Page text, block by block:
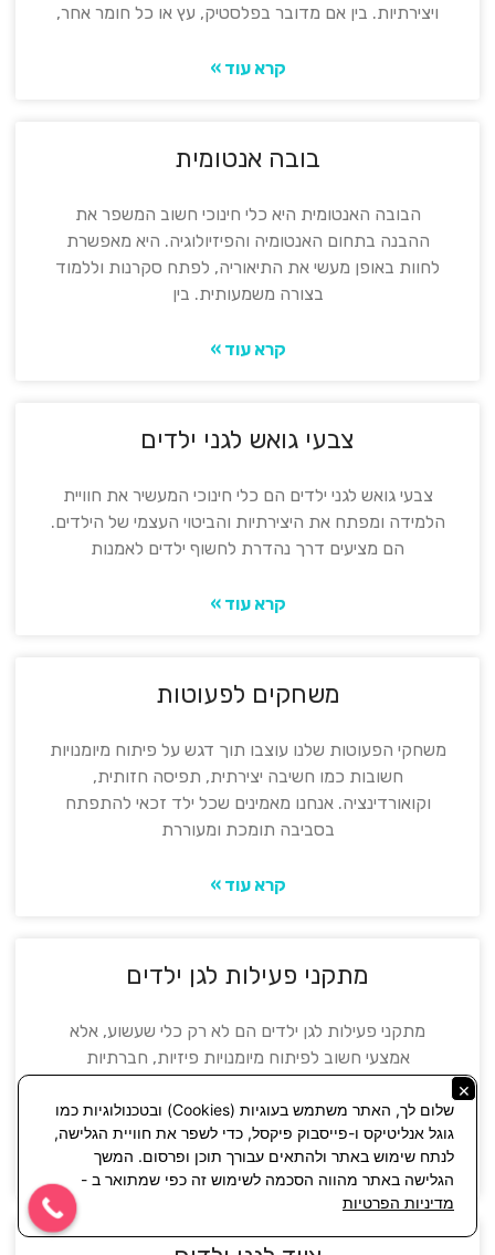
ויצירתיות. בין אם מדובר בפלסטיק, עץ או כל חומר אחר,
קרא עוד »
בובה אנטומית
הבובה האנטומית היא כלי חינוכי חשוב המשפר את
ההבנה בתחום האנטומיה והפיזיולוגיה. היא מאפשרת
לחוות באופן מעשי את התיאוריה, לפתח סקרנות וללמוד
בצורה משמעותית. בין
קרא עוד »
צבעי גואש לגני ילדים
צבעי גואש לגני ילדים הם כלי חינוכי המעשיר את חוויית
הלמידה ומפתח את היצירתיות והביטוי העצמי של הילדים.
הם מציעים דרך נהדרת לחשוף ילדים לאמנות
קרא עוד »
משחקים לפעוטות
משחקי הפעוטות שלנו עוצבו תוך דגש על פיתוח מיומנויות
חשובות כמו חשיבה יצירתית, תפיסה חזותית,
וקואורדינציה. אנחנו מאמינים שכל ילד זכאי להתפתח
בסביבה תומכת ומעוררת
קרא עוד »
מתקני פעילות לגן ילדים
מתקני פעילות לגן ילדים הם לא רק כלי שעשוע, אלא
אמצעי חשוב לפיתוח מיומנויות פיזיות, חברתיות
בגיל
קרא עוד »
×
שלום לך, האתר משתמש בעוגיות (Cookies) ובטכנולוגיות כמו
גוגל אנליטיקס ו-פייסבוק פיקסל, כדי לשפר את חוויית הגלישה,
לנתח שימוש באתר ולהתאים עבורך תוכן ופרסום. המשך
הגלישה באתר מהווה הסכמה לשימוש זה כפי שמתואר ב -
מדיניות הפרטיות